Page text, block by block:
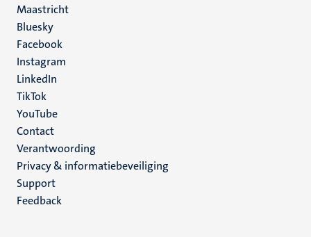
Maastricht
Social
media
Bluesky
Facebook
Instagram
LinkedIn
TikTok
YouTube
Menu
footer
(NL)
Contact
Verantwoording
Privacy & informatiebeveiliging
Support
Feedback